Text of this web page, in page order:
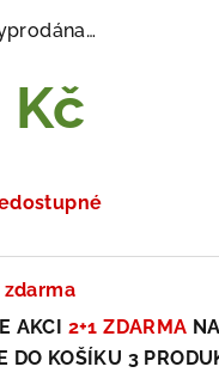
Kč
zdarma
AKCI 2+1 ZDARMA
DO KOŠÍKU 3